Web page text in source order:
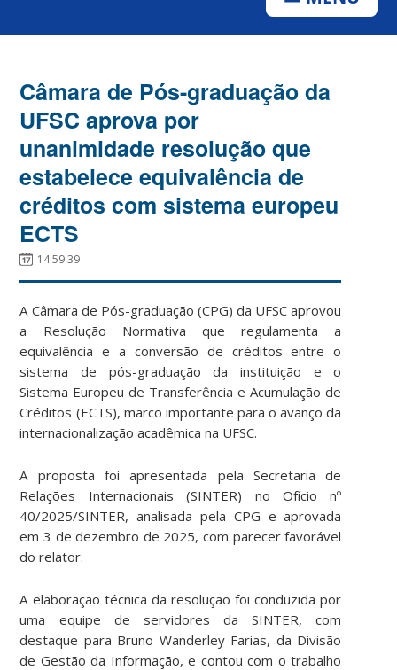
Câmara de Pós-graduação da
UFSC aprova por
unanimidade resolução que
estabelece equivalência de
créditos com sistema europeu
ECTS
14:59:39
A Câmara de Pós-graduação (CPG) da UFSC aprovou
a Resolução Normativa que regulamenta a
equivalência e a conversão de créditos entre o
sistema de pós-graduação da instituição e o
Sistema Europeu de Transferência e Acumulação de
Créditos (ECTS), marco importante para o avanço da
internacionalização acadêmica na UFSC.
A proposta foi apresentada pela Secretaria de
Relações Internacionais (SINTER) no Ofício nº
40/2025/SINTER, analisada pela CPG e aprovada
em 3 de dezembro de 2025, com parecer favorável
do relator.
A elaboração técnica da resolução foi conduzida por
uma equipe de servidores da SINTER, com
destaque para Bruno Wanderley Farias, da Divisão
de Gestão da Informação, e contou com o trabalho